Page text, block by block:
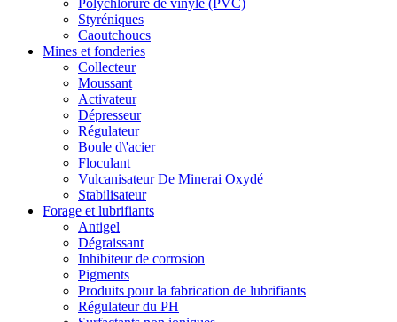
Polychlorure de vinyle (PVC)
Styréniques
Caoutchoucs
Mines et fonderies
Collecteur
Moussant
Activateur
Dépresseur
Régulateur
Boule d\'acier
Floculant
Vulcanisateur De Minerai Oxydé
Stabilisateur
Forage et lubrifiants
Antigel
Dégraissant
Inhibiteur de corrosion
Pigments
Produits pour la fabrication de lubrifiants
Régulateur du PH